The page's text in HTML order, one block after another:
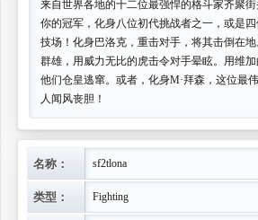
来自世界各地的十二位最强悍的格斗家齐聚
你的冠军，化身八位初代挑战者之一，或是
技场！化身巴洛克，重击对手，将其击倒在
群雄，用威力无比的虎击令对手晕眩。用维
他们仓皇逃窜。或者，化身M·拜森，这位最
人闻风丧胆！
名称： sf2tlona
类型： Fighting